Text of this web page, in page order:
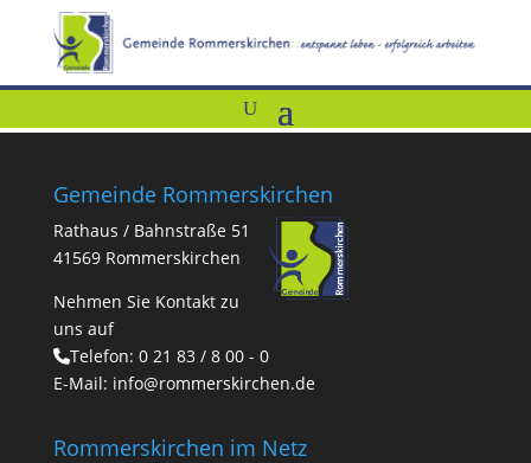
Gemeinde Rommerskirchen
Rathaus / Bahnstraße 51
41569 Rommerskirchen
Nehmen Sie Kontakt zu
uns auf
Telefon: 0 21 83 / 8 00 - 0
E-Mail: info@rommerskirchen.de
Rommerskirchen im Netz